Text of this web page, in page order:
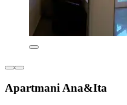
Apartmani Ana&Ita